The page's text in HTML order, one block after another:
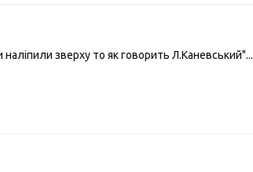
зверху то як говорить